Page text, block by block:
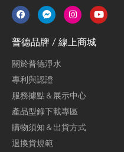
普德品牌 / 線上商城
關於普德淨水
專利與認證
服務據點＆展示中心
產品型錄下載專區
購物須知＆出貨方式
退換貨規範